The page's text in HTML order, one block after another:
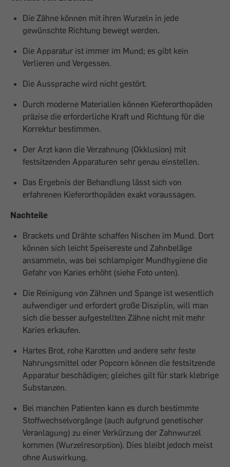
Die Zähne können mit ihren Wurzeln in ­jede
gewünschte Richtung bewegt werden.
Die Apparatur ist immer im Mund; es gibt kein
Verlieren und Vergessen.
Die Aussprache wird nicht gestört.
Durch moderne Materialien können ­Kieferorthopäden
präzise die erforder­liche Kraft und Richtung für die
Korrektur bestimmen.
Der Arzt kann die Verzahnung (Okklusion) mit
festsitzenden Apparaturen sehr genau einstellen.
Das Ergebnis der Behandlung lässt sich von
erfahrenen Kieferorthopäden exakt voraus­sagen.
Nachteile
Brackets und Drähte schaffen Nischen im Mund. Dort
können sich leicht Speisereste und Zahnbeläge
ansammeln, was bei schlampiger Mundhygiene die
Gefahr von Karies erhöht (siehe Foto unten).
Die Reinigung von Zähnen und Spange ist wesentlich
aufwendiger und erfordert große Disziplin, will man
sich die besser aufgestellten Zähne nicht mit mehr
Karies erkaufen.
Hartes Brot, rohe Karotten und andere sehr feste
Nahrungsmittel oder Popcorn können die festsitzende
Apparatur be­schädigen; gleiches gilt für stark klebrige
Substanzen.
Bei manchen Patienten kann es durch bestimmte
Stoffwechselvorgänge (auch aufgrund genetischer
Veranlagung) zu einer Verkürzung der Zahnwurzel
kommen (Wurzelresorption). Dies bleibt jedoch meist
ohne Auswirkung.